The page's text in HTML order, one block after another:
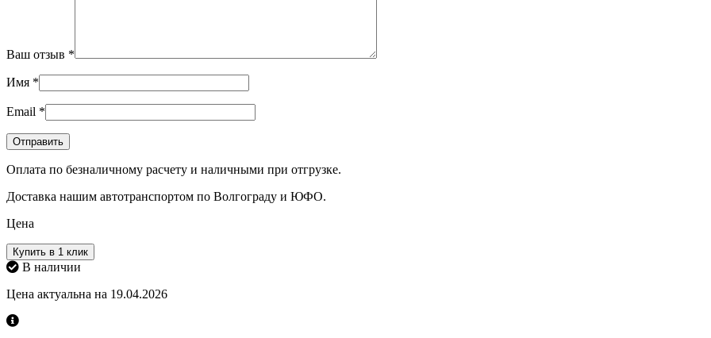
Ваш отзыв *
Имя *
Email *
Оплата по безналичному расчету и наличными при отгрузке.
Доставка нашим автотранспортом по Волгограду и ЮФО.
Цена
Купить в 1 клик
В наличии
Цена актуальна на 19.04.2026